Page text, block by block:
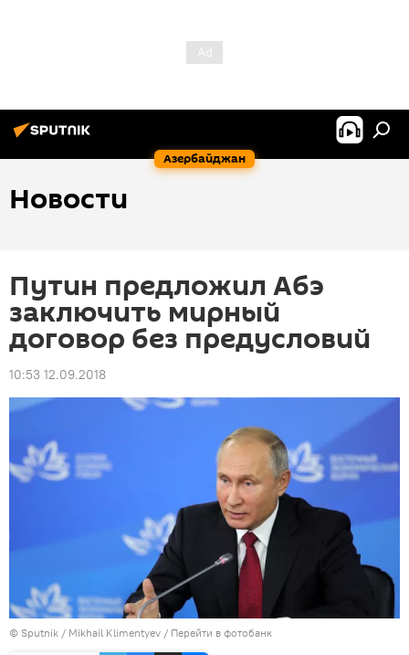
Азербайджан
Новости
Путин предложил Абэ
заключить мирный
договор без предусловий
10:53 12.09.2018
© Sputnik / Mikhail Klimentyev / Перейти в фотобанк